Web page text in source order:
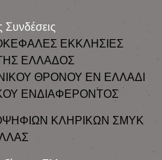
Συνδέσεις
ΕΚΚΛΗΣΙΕΣ
ΕΛΛΑΔΟΣ
ΘΡΟΝΟΥ ΕΝ ΕΛΛΑΔΙ
ΕΝΔΙΑΦΕΡΟΝΤΟΣ
ΚΛΗΡΙΚΩΝ ΣΜΥΚ